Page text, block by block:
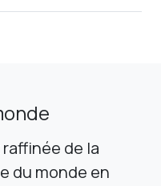
de la
du monde en